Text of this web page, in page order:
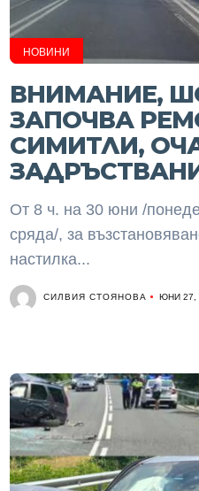
НОВИНИ
ВНИМАНИЕ,
ЗАПОЧВА
СИМИТЛИ,
От 8 ч. на 30 юни /
сряда/, за
настилка...
СИЛВИЯ СТОЯНОВА ЮНИ 27,